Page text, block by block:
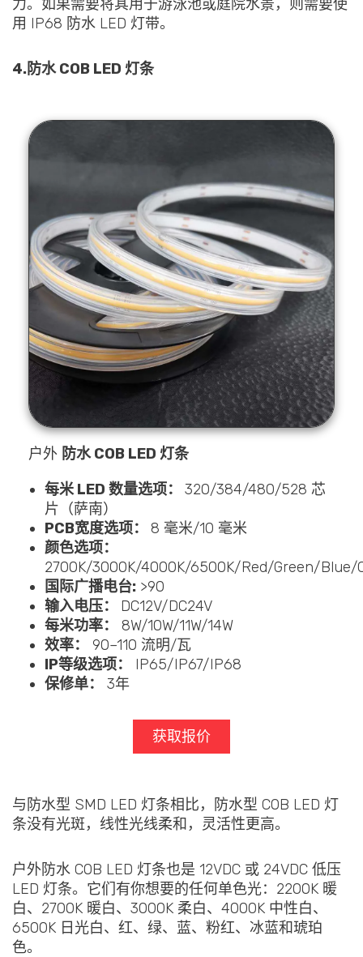
力。如果需要将其用于游泳池或庭院水景，则需要使
用 IP68 防水 LED 灯带。
4.防水 COB LED 灯条
户外 防水 COB LED 灯条
每米 LED 数量选项： 320/384/480/528 芯
片（萨南）
PCB宽度选项： 8 毫米/10 毫米
颜色选项：
2700K/3000K/4000K/6500K/Red/Green/Blue/
国际广播电台: >90
输入电压： DC12V/DC24V
每米功率：
8W/10W/11W/14W
效率：
90–110 流明/瓦
IP等级选项：
IP65/IP67/IP68
保修单：
3年
获取报价
与防水型 SMD LED 灯条相比，防水型 COB LED 灯
条没有光斑，线性光线柔和，灵活性更高。
户外防水 COB LED 灯条也是 12VDC 或 24VDC 低压
LED 灯条。它们有你想要的任何单色光：2200K 暖
白、2700K 暖白、3000K 柔白、4000K 中性白、
6500K 日光白、红、绿、蓝、粉红、冰蓝和琥珀
色。